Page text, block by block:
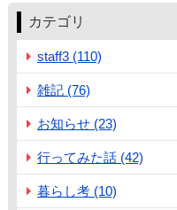
カテゴリ
staff3 (110)
雑記 (76)
お知らせ (23)
行ってみた話 (42)
暮らし考 (10)